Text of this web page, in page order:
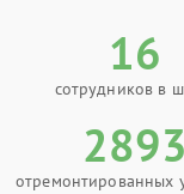
16
сотрудников в
2893
отремонтированных